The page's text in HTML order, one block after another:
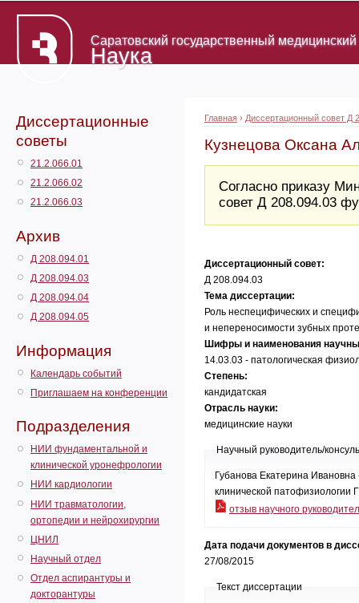
Саратовский государственный
Наука
Диссертационные
советы
21.2.066.01
21.2.066.02
21.2.066.03
Архив
Д 208.094.01
Д 208.094.03
Д 208.094.04
Д 208.094.05
Информация
Календарь событий
Приглашаем на конференции
Подразделения
НИИ фундаментальной и
клинической уронефрологии
НИИ кардиологии
НИИ травматологии,
ортопедии и нейрохирургии
ЦНИЛ
Научный отдел
Отдел аспирантуры и
докторантуры
Главная › Диссертационный совет Д
Кузнецова Оксана
Согласно приказу
совет Д 208.094.03
Диссертационный совет:
Д 208.094.03
Тема диссертации:
Роль неспецифических и
и непереносимости зубных
Шифры и наименования
14.03.03 - патологическая
Степень:
кандидатская
Отрасль науки:
медицинские науки
Научный руководитель/
Губанова Екатерина
клинической
отзыв научного
Дата подачи документов в
27/08/2015
Текст диссертации